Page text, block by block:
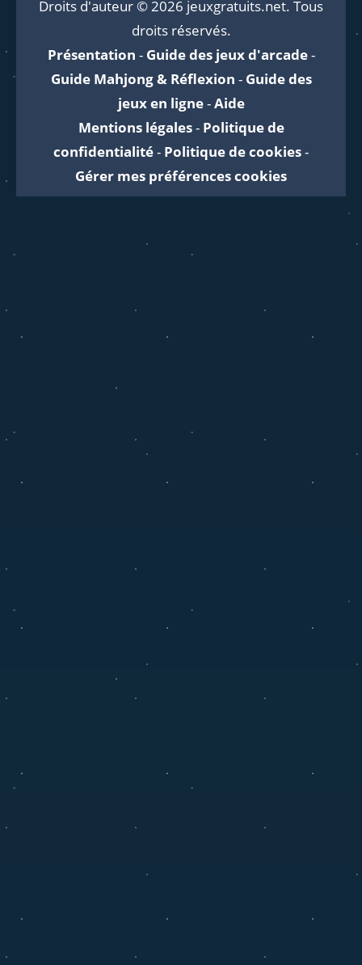
Droits d'auteur © 2026 jeuxgratuits.net. Tous
droits réservés.
Présentation - Guide des jeux d'arcade-
Guide Mahjong & Réflexion - Guide des
jeux en ligne-Aide
Mentions légales- Politique de
confidentialité- Politique de cookies-
Gérer mes préférences cookies